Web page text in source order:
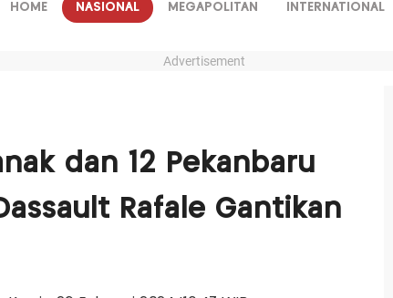
HOME NASIONAL MEGAPOLITAN INTERNATIONAL
Advertisement
dan 12 Pekanbaru
Rafale Gantikan